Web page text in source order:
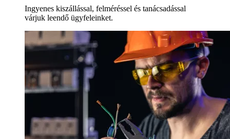
Ingyenes kiszállással, felméréssel és tanácsadással
várjuk leendő ügyfeleinket.